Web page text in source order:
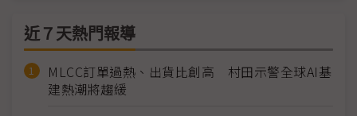
近７天熱門報導
MLCC訂單過熱、出貨比創高 村田示警全球AI基
建熱潮將趨緩